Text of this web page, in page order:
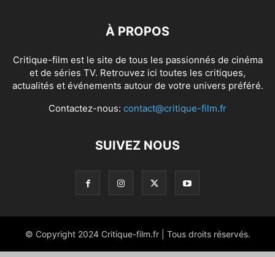
À PROPOS
Critique-film est le site de tous les passionnés de cinéma
et de séries TV. Retrouvez ici toutes les critiques,
actualités et événements autour de votre univers préféré.
Contactez-nous: contact@critique-film.fr
SUIVEZ NOUS
© Copyright 2024 Critique-film.fr | Tous droits réservés.